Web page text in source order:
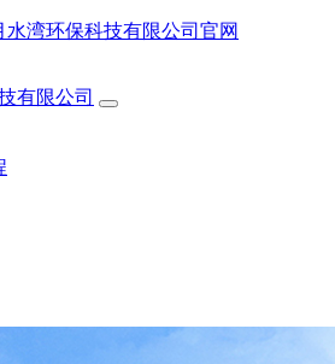
湾环保科技有限公司官网